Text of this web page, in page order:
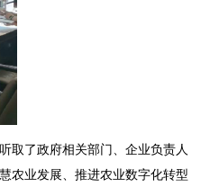
了政府相关部门、企业负责人
农业发展、推进农业数字化转型